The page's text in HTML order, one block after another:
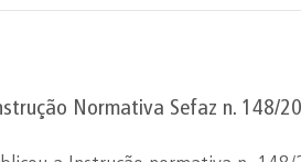
Normativa Sefaz n. 148/